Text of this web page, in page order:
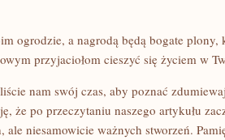
ogrodzie, a ⁣nagrodą będą bogate
przyjaciołom cieszyć się życiem w
⁤nam swój czas, aby poznać
że po przeczytaniu naszego artykułu
niesamowicie ważnych stworzeń.